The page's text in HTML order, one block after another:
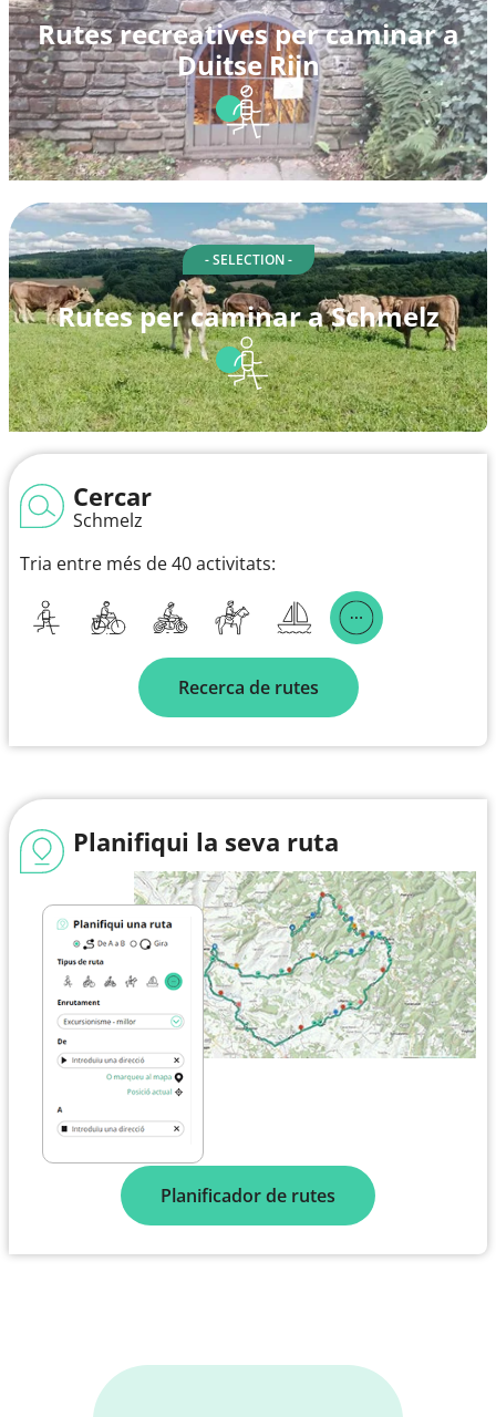
Rutes recreatives per caminar a
Duitse Rijn
- SELECTION -
Rutes per caminar a Schmelz
Cercar
Schmelz
Tria entre més de 40 activitats:
Recerca de rutes
Planifiqui la seva ruta
Planificador de rutes